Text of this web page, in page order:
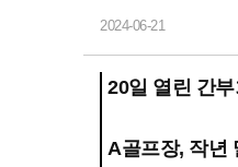
2024-06-21
20일 열린 간
A골프장, 작년